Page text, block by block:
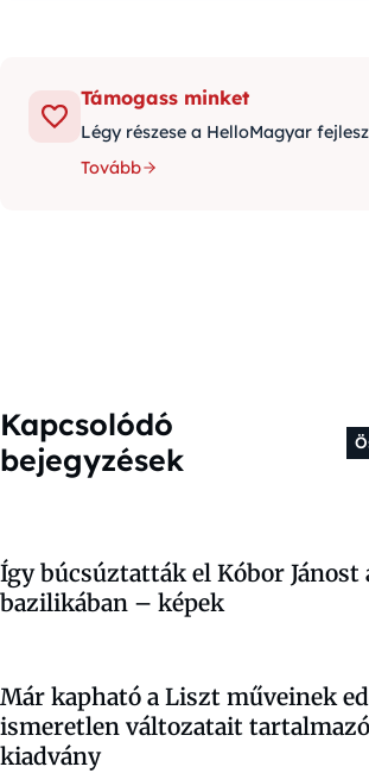
Támogass minket
Légy részese a HelloMagyar
Tovább
Kapcsolódó
bejegyzések
Így búcsúztatták el Kóbor Jánost
bazilikában – képek
Már kapható a Liszt műveinek
ismeretlen változatait tartalmazó
kiadvány